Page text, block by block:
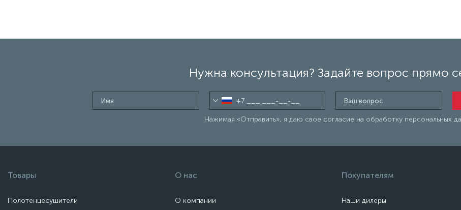
Нужна консультация? Задайте вопрос прямо
Нажимая «Отправить», я даю свое согласие на обработку персональных
Товары
Полотенцесушители
О нас
О компании
Покупателям
Наши дилеры